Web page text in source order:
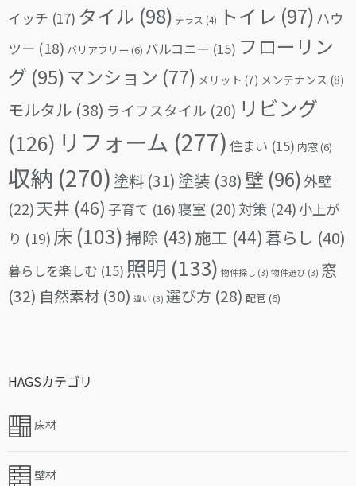
イッチ (17) タイル (98) テラス (4) トイレ (97) ハウ
ツー (18) バリアフリー (6) バルコニー (15) フローリン
グ (95)マンション (77) メリット (7) メンテナンス (8)
モルタル (38) ライフスタイル (20) リビング
(126) リフォーム (277) 住まい (15) 内窓(6)
収納 (270) 塗料 (31) 塗装 (38) 壁 (96)外壁
(22)天井 (46) 子育て (16)寝室 (20) 対策 (24)小上が
り (19) 床 (103)掃除 (43) 施工 (44) 暮らし (40)
暮らしを楽しむ (15) 照明 (133) 物件探し (3) 物件選び (3) 窓
(32) 自然素材 (30) 違い (3) 選び方 (28) 配管(6)
HAGSカテゴリ
床材
壁材